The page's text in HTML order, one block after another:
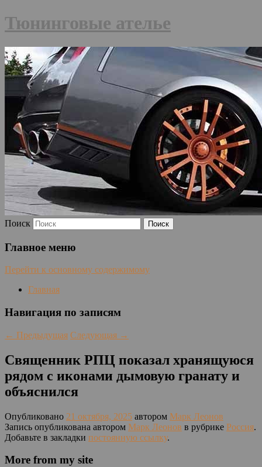
Тюнинговые ателье
Поиск
Главное меню
Перейти к основному содержимому
Главная
Навигация по записям
← Предыдущая Следующая →
Священник РПЦ показал хранящуюся
рядом с иконами дымовую гранату и
объяснился
Опубликовано 21 октября, 2025 автором Марк Леонов
Запись опубликована автором Марк Леонов в рубрике Россия.
Добавьте в закладки постоянную ссылку.
More from my site